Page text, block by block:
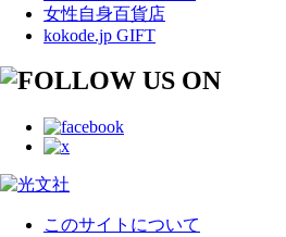
女性自身百貨店
kokode.jp GIFT
このサイトについて